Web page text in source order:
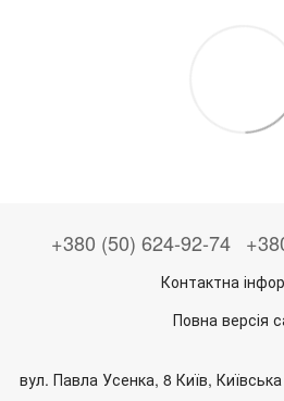
+380 (50) 624-92-74
Контактна
Повна версія
вул. Павла Усенка, 8 Київ,